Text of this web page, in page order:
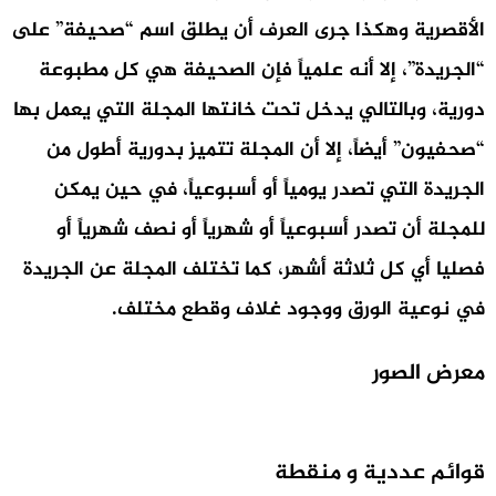
الأقصرية وهكذا جرى العرف أن يطلق اسم “صحيفة” على
“الجريدة”، إلا أنه علمياً فإن الصحيفة هي كل مطبوعة
دورية، وبالتالي يدخل تحت خانتها المجلة التي يعمل بها
“صحفيون” أيضاً، إلا أن المجلة تتميز بدورية أطول من
الجريدة التي تصدر يومياً أو أسبوعياً، في حين يمكن
للمجلة أن تصدر أسبوعياً أو شهرياً أو نصف شهرياً أو
فصليا أي كل ثلاثة أشهر، كما تختلف المجلة عن الجريدة
في نوعية الورق ووجود غلاف وقطع مختلف.
معرض الصور
قوائم عددية و منقطة